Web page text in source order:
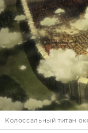
Колоссальный титан